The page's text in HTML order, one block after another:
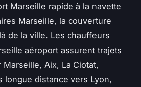
Marseille rapide à la navette
Marseille, la couverture
de la ville. Les chauffeurs
aéroport assurent trajets
Aix, La Ciotat,
longue distance vers Lyon,